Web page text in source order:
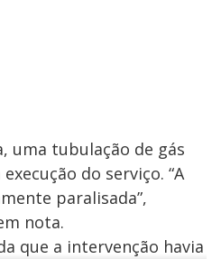
uma tubulação de gás
do serviço. “A
paralisada”,
nota.
que a intervenção havia